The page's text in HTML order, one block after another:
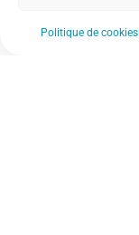
Politique de cookies